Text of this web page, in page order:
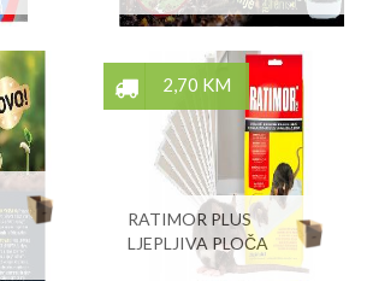
2,70 KM
RATIMOR PLUS
LJEPLJIVA PLOČA